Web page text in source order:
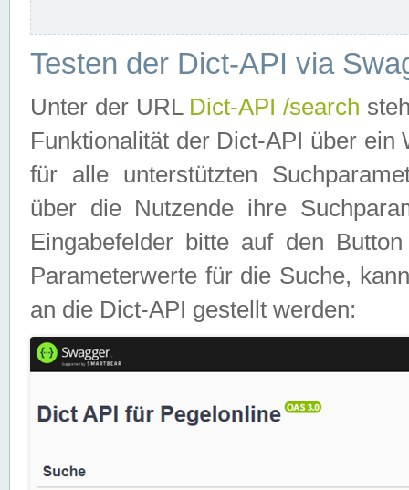
Testen der Dict-API via
Unter der URL Dict-API /search
Funktionalität der Dict-API über
für alle unterstützten
über die Nutzende ihre
Eingabefelder bitte auf den
Parameterwerte für die Suche,
an die Dict-API gestellt werden: